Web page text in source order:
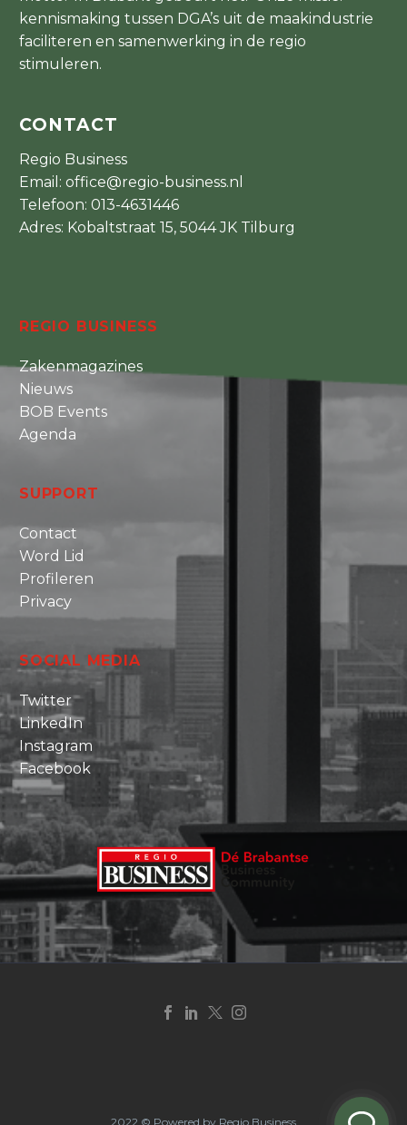
kennismaking tussen DGA’s uit de maakindustrie
faciliteren en samenwerking in de regio
stimuleren.
CONTACT
Regio Business
Email: office@regio-business.nl
Telefoon: 013-4631446
Adres: Kobaltstraat 15, 5044 JK Tilburg
REGIO BUSINESS
Zakenmagazines
Nieuws
BOB Events
Agenda
SUPPORT
Contact
Word Lid
Profileren
Privacy
SOCIAL MEDIA
Twitter
LinkedIn
Instagram
Facebook
2022 © Powered by Regio Business